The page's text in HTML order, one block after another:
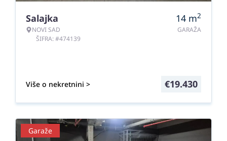
Salajka
NOVI SAD
ŠIFRA: #474139
14 m2
GARAŽA
Više o nekretnini > €19.430
Garaže